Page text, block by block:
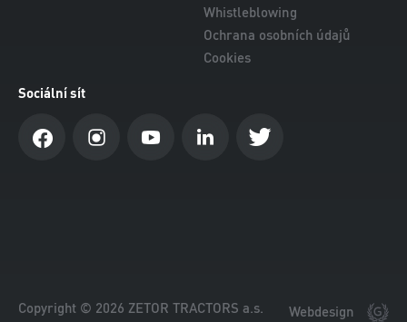
Whistleblowing
Ochrana osobních údajů
Cookies
Sociální sít
Copyright © 2026 ZETOR TRACTORS a.s. Webdesign